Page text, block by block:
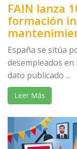
FAIN lanza
formación
España se sitúa
desempleados en
dato publicado ...
Leer Más